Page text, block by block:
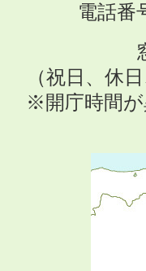
電話番
（祝日、休
※開庁時間